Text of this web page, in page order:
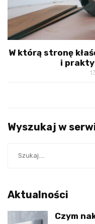
W którą stronę
i
Wyszukaj w
Aktualności
Czym